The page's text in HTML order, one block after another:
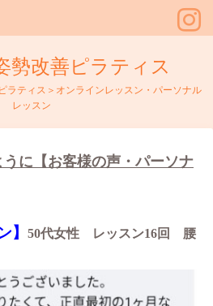
勢改善ピラティス
ラティス＞オンラインレッスン・パーソナル
レッスン
に【お客様の声・パーソナ
】
50代女性 レッスン16回 腰